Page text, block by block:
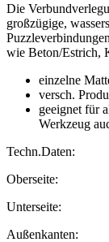
Die
großzügige,
wie Beton/Estrich,
einzelne
versch.
geeignet für
Werkzeug
Techn.Daten:
Oberseite:
Unterseite:
Außenkanten: